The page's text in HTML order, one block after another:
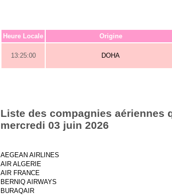
Heure Locale Origine
13:25:00 DOHA
Liste des compagnies aériennes
mercredi 03 juin 2026
AEGEAN AIRLINES
AIR ALGERIE
AIR FRANCE
BERNIQ AIRWAYS
BURAQAIR